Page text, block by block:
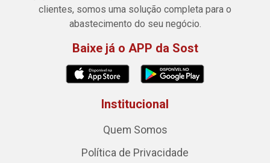
clientes, somos uma solução completa para o
abastecimento do seu negócio.
Baixe já o APP da Sost
Institucional
Quem Somos
Política de Privacidade